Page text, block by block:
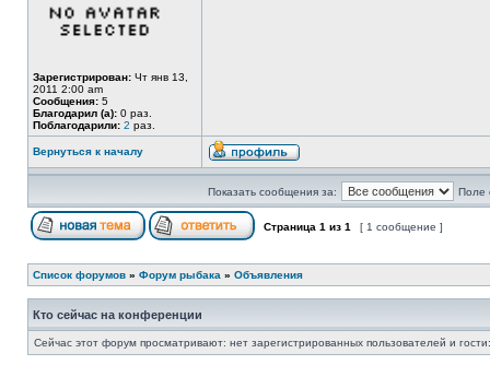
Зарегистрирован: Чт янв 13,
2011 2:00 am
Сообщения: 5
Благодарил (а): 0 раз.
Поблагодарили: 2 раз.
Вернуться к началу
Показать сообщения за: Поле
Страница 1 из 1 [ 1 сообщение ]
Список форумов » Форум рыбака » Объявления
Кто сейчас на конференции
Сейчас этот форум просматривают: нет зарегистрированных пользователей и